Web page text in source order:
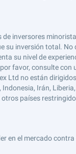
inversores
su inversión total.
su nivel de
favor, consulte con
Ltd no están
Irán,
otros países
en el mercado